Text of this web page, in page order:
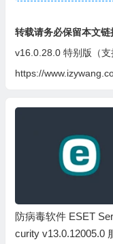
转载请务必保留本文链
v16.0.28.0 特别版（支
https://
防病毒软件 ESET
curity v13.0.12005.0